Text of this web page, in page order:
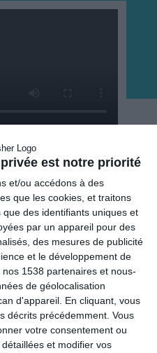
est notre priorité
et/ou accédons à des
que les cookies, et traitons
des identifiants uniques et
par un appareil pour des
des mesures de publicité
et le développement de
1538 partenaires et nous-
de géolocalisation
d'appareil. En cliquant, vous
décrits précédemment. Vous
votre consentement ou
et modifier vos
en France)
WhatsApp, ...